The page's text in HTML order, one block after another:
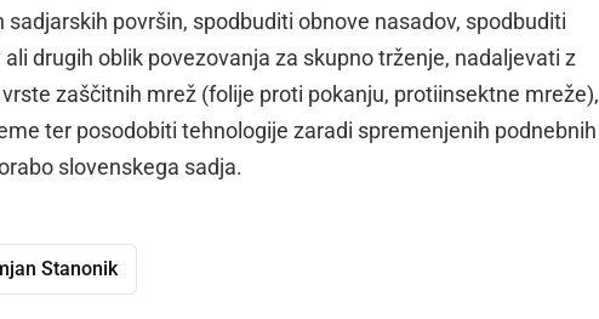
sadjarskih površin, spodbuditi obnove nasadov, spodbuditi
drugih oblik povezovanja za skupno trženje, nadaljevati z
zaščitnih mrež (folije proti pokanju, protiinsektne mreže),
ter posodobiti tehnologije zaradi spremenjenih podnebnih
slovenskega sadja.
Stanonik